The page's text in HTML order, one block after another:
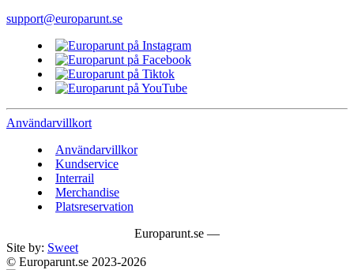
support@europarunt.se
Användarvillkort
Användarvillkor
Kundservice
Interrail
Merchandise
Platsreservation
Europarunt.se —
Site by: Sweet
© Europarunt.se 2023-2026